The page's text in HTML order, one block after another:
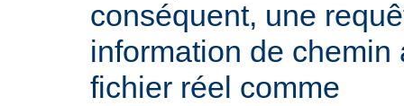
conséquent, une
information de chemin
fichier réel comme